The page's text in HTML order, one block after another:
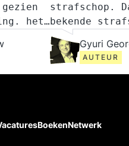
het
te
zijn
of
er
strafschop. Dat is de mij enig
bekende
heeft
Gyuri
AUTEUR
BoekenNetwerk